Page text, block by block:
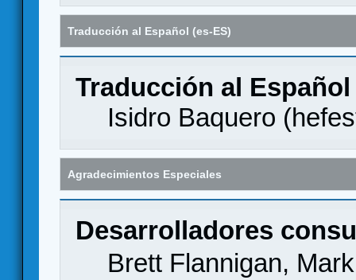
Traducción al Español (es-ES)
Traducción al Español
Isidro Baquero (
Agradecimientos Especiales
Desarrolladores
Brett Flannigan,